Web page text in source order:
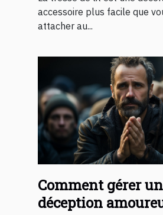
accessoire plus facile que
attacher au...
Comment gérer
déception